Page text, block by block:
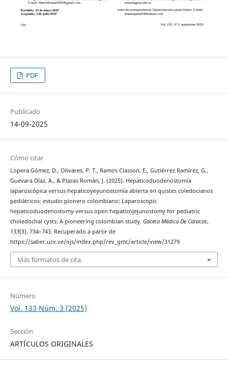
PDF
Publicado
14-09-2025
Cómo citar
Lopera Gómez, D., Olivares, P. T., Ramos Classon, E., Gutiérrez Ramírez, G.,
Guevara Díaz, A., & Plazas Román, J. (2025). Hepaticoduodenostomía
laparoscópica versus hepaticoyeyunostomía abierta en quistes coledocianos
pediátricos: estudio pionero colombiano: Laparoscopic
hepaticoduodenostomy versus open hepaticojejunostomy for pediatric
choledochal cysts: A pioneering colombian study. Gaceta Médica De Caracas,
133(3), 734–743. Recuperado a partir de
https://saber.ucv.ve/ojs/index.php/rev_gmc/article/view/31279
Más formatos de cita
Número
Vol. 133 Núm. 3 (2025)
Sección
ARTÍCULOS ORIGINALES